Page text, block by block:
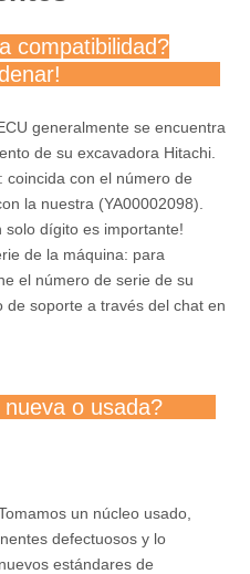
compatibilidad?
de ordenar!
generalmente se encuentra
de su excavadora Hitachi.
coincida con el número de
la nuestra (YA00002098).
solo dígito es importante!
de la máquina: para
el número de serie de su
soporte a través del chat en
nueva o usada?
un núcleo usado,
defectuosos y lo
estándares de